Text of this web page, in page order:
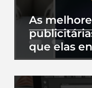
As
que elas